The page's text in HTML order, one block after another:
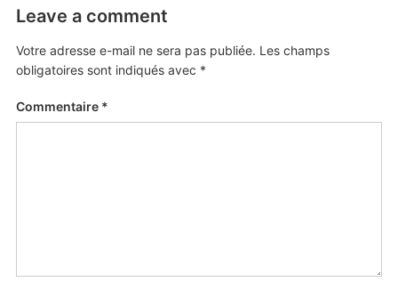
Leave a comment
Votre adresse e-mail ne sera pas publiée. Les champs
obligatoires sont indiqués avec *
Commentaire *